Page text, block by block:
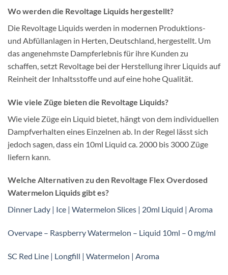
Wo werden die Revoltage Liquids hergestellt?
Die Revoltage Liquids werden in modernen Produktions-
und Abfüllanlagen in Herten, Deutschland, hergestellt. Um
das angenehmste Dampferlebnis für ihre Kunden zu
schaffen, setzt Revoltage bei der Herstellung ihrer Liquids auf
Reinheit der Inhaltsstoffe und auf eine hohe Qualität.
Wie viele Züge bieten die Revoltage Liquids?
Wie viele Züge ein Liquid bietet, hängt von dem individuellen
Dampfverhalten eines Einzelnen ab. In der Regel lässt sich
jedoch sagen, dass ein 10ml Liquid ca. 2000 bis 3000 Züge
liefern kann.
Welche Alternativen zu den Revoltage Flex Overdosed
Watermelon Liquids gibt es?
Dinner Lady | Ice | Watermelon Slices | 20ml Liquid | Aroma
Overvape – Raspberry Watermelon – Liquid 10ml – 0 mg/ml
SC Red Line | Longfill | Watermelon | Aroma